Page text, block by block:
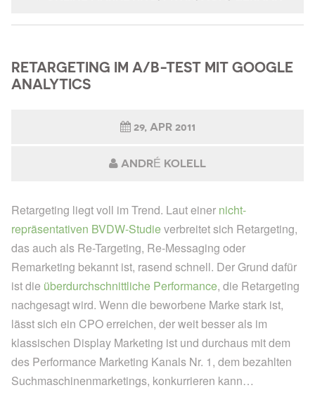
RETARGETING IM A/B-TEST MIT GOOGLE
ANALYTICS
29, APR 2011
ANDRÉ KOLELL
Retargeting liegt voll im Trend. Laut einer nicht-
repräsentativen BVDW-Studieverbreitet sich Retargeting,
das auch als Re-Targeting, Re-Messaging oder
Remarketing bekannt ist, rasend schnell. Der Grund dafür
ist die überdurchschnittliche Performance, die Retargeting
nachgesagt wird. Wenn die beworbene Marke stark ist,
lässt sich ein CPO erreichen, der weit besser als im
klassischen Display Marketing ist und durchaus mit dem
des Performance Marketing Kanals Nr. 1, dem bezahlten
Suchmaschinenmarketings, konkurrieren kann…